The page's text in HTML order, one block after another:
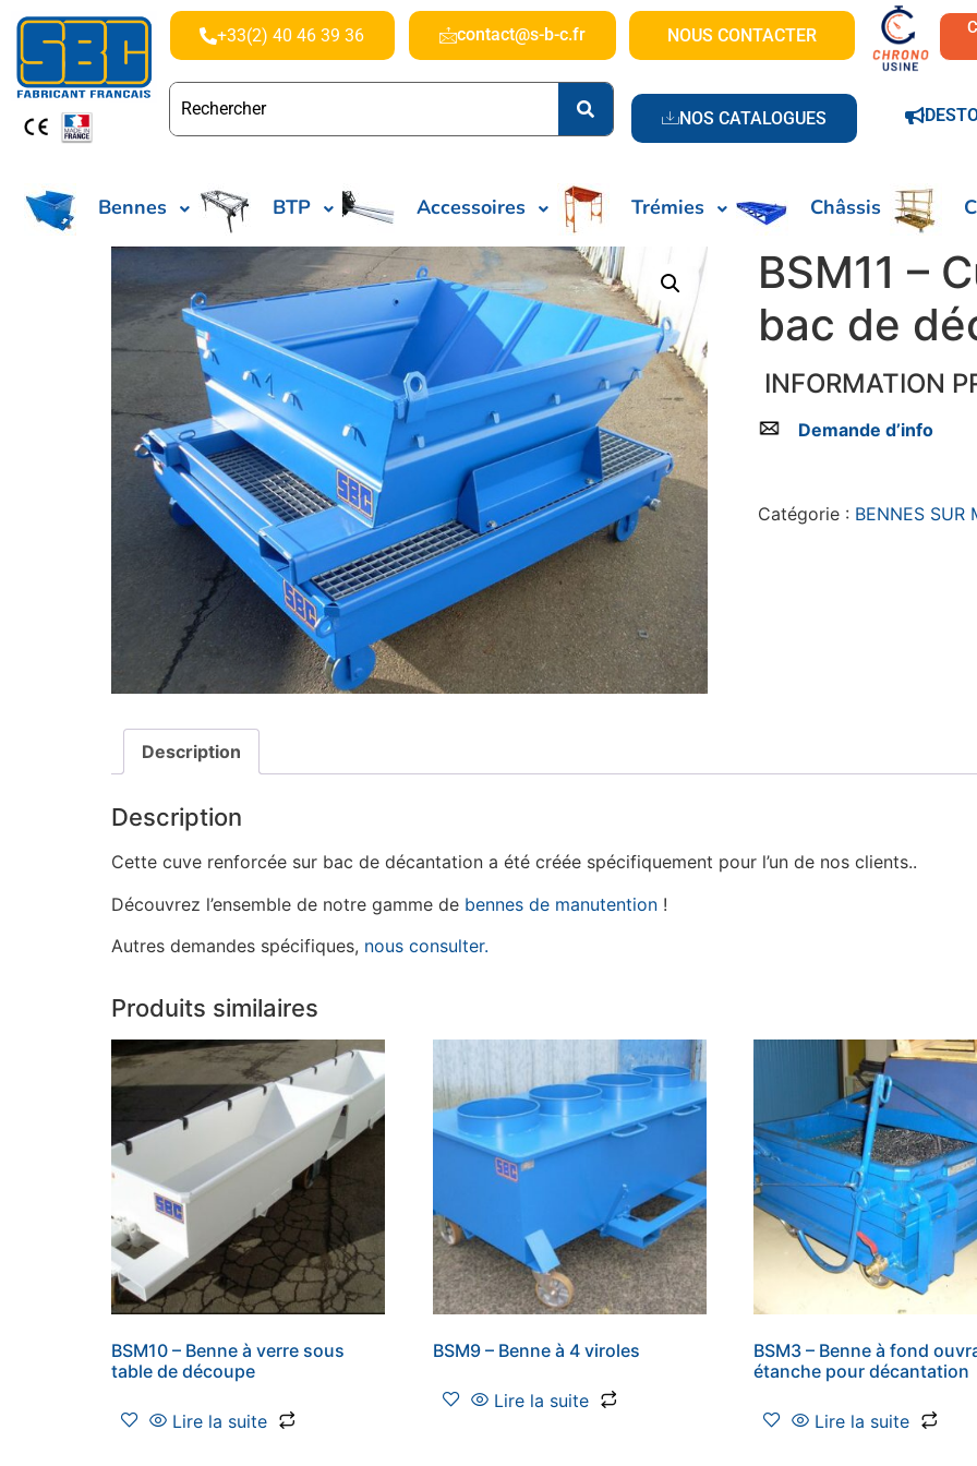
+33(2) 40 46 39 36 contact@s-b-c.fr NOUS CONTACTER
NOS CATALOGUES
Bennes BTP Accessoires Trémies Châssis
BSM11 –
bac de
INFORMATION
Demande d’info
Catégorie : BENNES SUR
Description
Description
Cette cuve renforcée sur bac de décantation a été créée spécifiquement pour l’un de nos clients..
Découvrez l’ensemble de notre gamme de bennes de manutention !
Autres demandes spécifiques, nous consulter.
Produits similaires
BSM10 – Benne à verre sous
table de découpe
Lire la suite
BSM9 – Benne à 4 viroles
Lire la suite
BSM3 – Benne à fond
étanche pour décantation
Lire la suite